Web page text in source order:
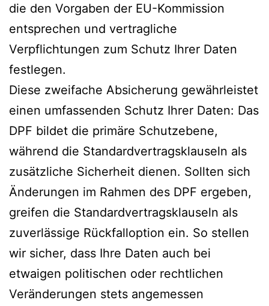
die den Vorgaben der EU-Kommission
entsprechen und vertragliche
Verpflichtungen zum Schutz Ihrer Daten
festlegen.
Diese zweifache Absicherung gewährleistet
einen umfassenden Schutz Ihrer Daten: Das
DPF bildet die primäre Schutzebene,
während die Standardvertragsklauseln als
zusätzliche Sicherheit dienen. Sollten sich
Änderungen im Rahmen des DPF ergeben,
greifen die Standardvertragsklauseln als
zuverlässige Rückfalloption ein. So stellen
wir sicher, dass Ihre Daten auch bei
etwaigen politischen oder rechtlichen
Veränderungen stets angemessen